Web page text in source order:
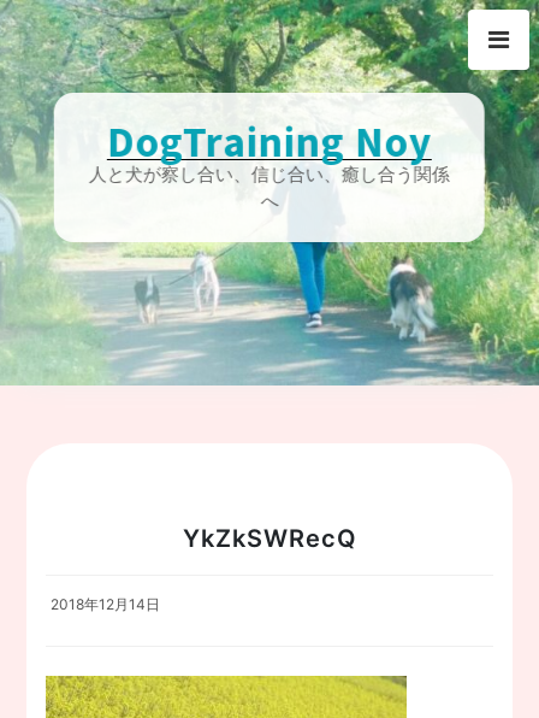
Skip
to
content
DogTraining Noy
人と犬が察し合い、信じ合い、癒し合う関係
へ
YkZkSWRecQ
2018年12月14日